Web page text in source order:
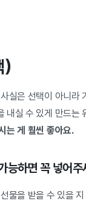
)
실은 선택이 아니라
내실 수 있게 만드
는 게 훨씬 좋아요.
능하면 꼭 넣어주
물을 받을 수 있을